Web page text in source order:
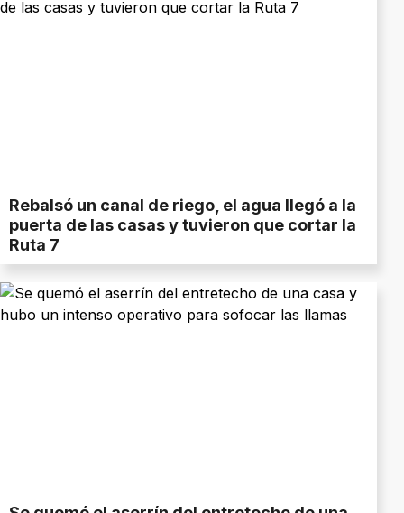
Rebalsó un canal de riego, el agua llegó a la
puerta de las casas y tuvieron que cortar la
Ruta 7